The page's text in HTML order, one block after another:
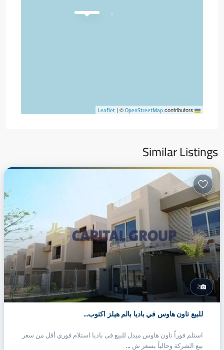
| ©OpenStreetMapcontributors
Similar Listings
2
إعادة البيع
للبيع تاون هاوس في باديا بالم هيلز اكتوب...
استلم فوراً تاون هاوس ميدل للبيع فى باديا استلام فوري أقل من سعر
بيع الشركة وحالياً بسعر ش ...